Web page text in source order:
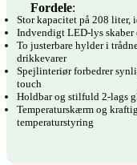
Fordele:
Stor kapacitet på 208 liter,
Indvendigt LED-lys
To justerbare hylder i
drikkevarer
Spejlinteriør forbedrer
touch
Holdbar og stilfuld 2-lags
Temperaturskærm og
temperaturstyring